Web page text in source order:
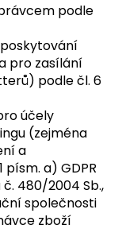
podle
pro zasílání
podle čl. 6
účely
(zejména
a
a) GDPR
480/2004 Sb.,
společnosti
zboží